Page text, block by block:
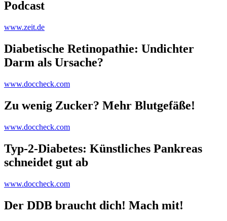
Podcast
www.zeit.de
Diabetische Retinopathie: Undichter
Darm als Ursache?
www.doccheck.com
Zu wenig Zucker? Mehr Blutgefäße!
www.doccheck.com
Typ-2-Diabetes: Künstliches Pankreas
schneidet gut ab
www.doccheck.com
Der DDB braucht dich! Mach mit!